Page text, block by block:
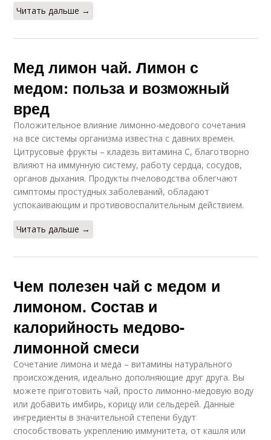
Читать дальше →
Мед лимон чай. Лимон с
медом: польза и возможный
вред
Положительное влияние лимонно-медового сочетания
на все системы организма известна с давних времен.
Цитрусовые фрукты – кладезь витамина C, благотворно
влияют на иммунную систему, работу сердца, сосудов,
органов дыхания. Продукты пчеловодства облегчают
симптомы простудных заболеваний, обладают
успокаивающим и противовоспалительным действием.
Читать дальше →
Чем полезен чай с медом и
лимоном. Состав и
калорийность медово-
лимонной смеси
Сочетание лимона и меда – витамины натурального
происхождения, идеально дополняющие друг друга. Вы
можете приготовить чай, просто лимонно-медовую воду
или добавить имбирь, корицу или сельдерей. Данные
ингредиенты в значительной степени будут
способствовать укреплению иммунитета, от кашля или